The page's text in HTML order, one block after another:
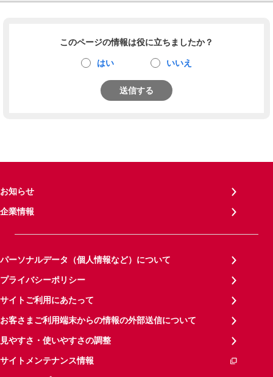
このページの情報は役に立ちましたか？
はい いいえ
送信する
お知らせ
企業情報
パーソナルデータ（個人情報など）について
プライバシーポリシー
サイトご利用にあたって
お客さまご利用端末からの情報の外部送信について
見やすさ・使いやすさの調整
サイトメンテナンス情報